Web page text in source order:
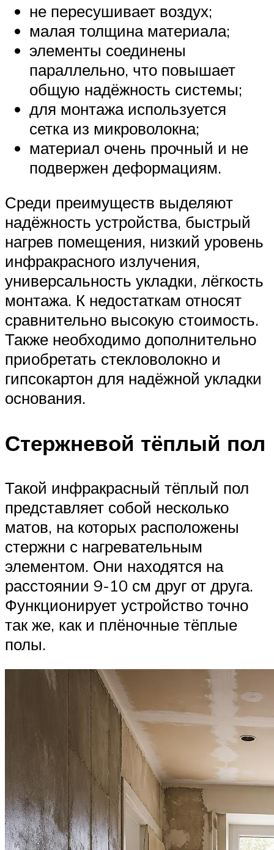
не пересушивает воздух;
малая толщина материала;
элементы соединены
параллельно, что повышает
общую надёжность системы;
для монтажа используется
сетка из микроволокна;
материал очень прочный и не
подвержен деформациям.
Среди преимуществ выделяют
надёжность устройства, быстрый
нагрев помещения, низкий уровень
инфракрасного излучения,
универсальность укладки, лёгкость
монтажа. К недостаткам относят
сравнительно высокую стоимость.
Также необходимо дополнительно
приобретать стекловолокно и
гипсокартон для надёжной укладки
основания.
Стержневой тёплый пол
Такой инфракрасный тёплый пол
представляет собой несколько
матов, на которых расположены
стержни с нагревательным
элементом. Они находятся на
расстоянии 9-10 см друг от друга.
Функционирует устройство точно
так же, как и плёночные тёплые
полы.